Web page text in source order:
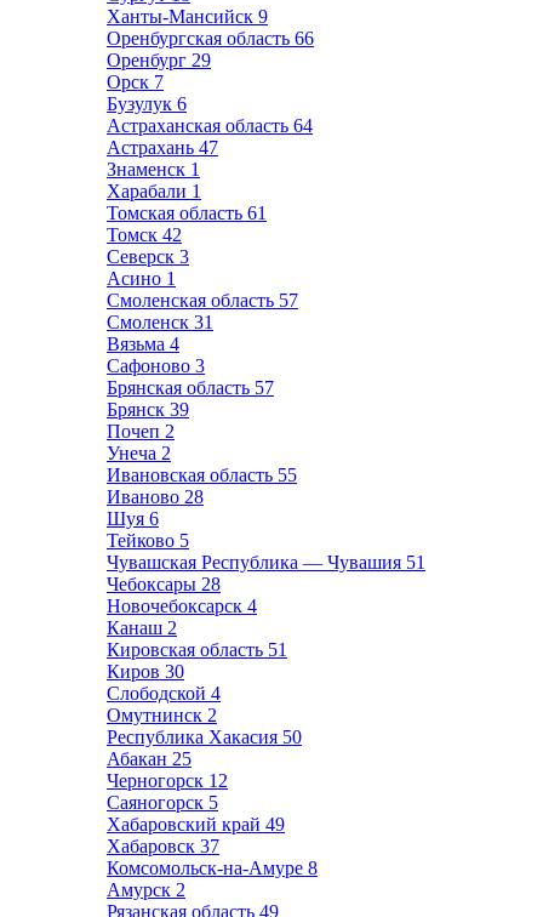
Ханты-Мансийск 9
Оренбургская область 66
Оренбург 29
Орск 7
Бузулук 6
Астраханская область 64
Астрахань 47
Знаменск 1
Харабали 1
Томская область 61
Томск 42
Северск 3
Асино 1
Смоленская область 57
Смоленск 31
Вязьма 4
Сафоново 3
Брянская область 57
Брянск 39
Почеп 2
Унеча 2
Ивановская область 55
Иваново 28
Шуя 6
Тейково 5
Чувашская Республика — Чувашия 51
Чебоксары 28
Новочебоксарск 4
Канаш 2
Кировская область 51
Киров 30
Слободской 4
Омутнинск 2
Республика Хакасия 50
Абакан 25
Черногорск 12
Саяногорск 5
Хабаровский край 49
Хабаровск 37
Комсомольск-на-Амуре 8
Амурск 2
Рязанская область 49